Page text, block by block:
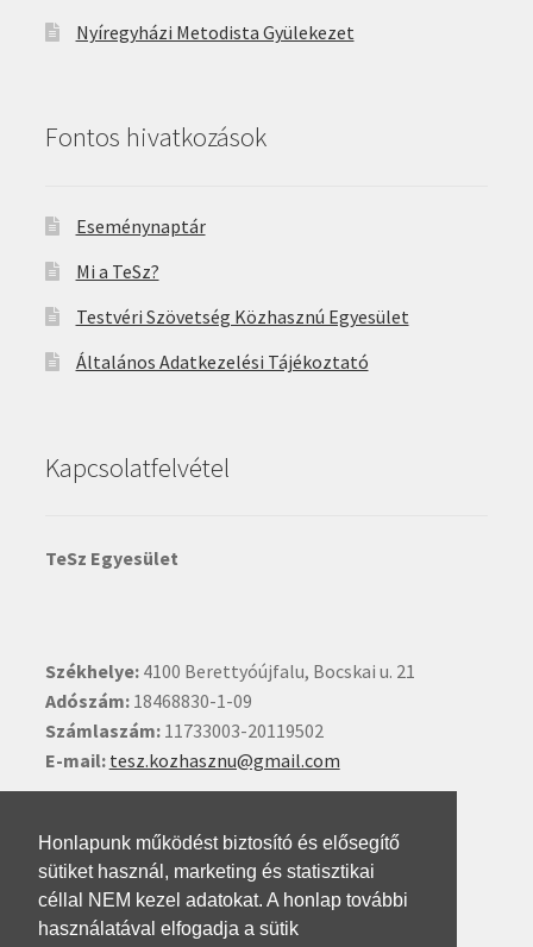
Honlapunk működést biztosító és elősegítő
sütiket használ, marketing és statisztikai
céllal NEM kezel adatokat. A honlap további
használatával elfogadja a sütik
Nyíregyházi Metodista Gyülekezet
Fontos hivatkozások
Eseménynaptár
Mi a TeSz?
Testvéri Szövetség Közhasznú Egyesület
Általános Adatkezelési Tájékoztató
Kapcsolatfelvétel
TeSz Egyesület
Székhelye:4100 Berettyóújfalu, Bocskai u. 21
Adószám:18468830-1-09
Számlaszám:11733003-20119502
E-mail: tesz.kozhasznu@gmail.com